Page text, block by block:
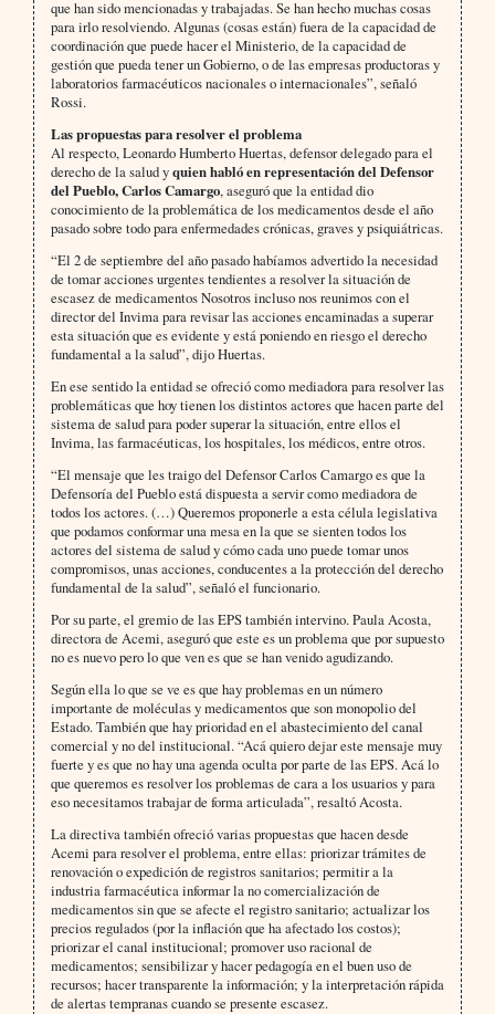
que han sido mencionadas y trabajadas. Se han hecho muchas cosas
para irlo resolviendo. Algunas (cosas están) fuera de la capacidad de
coordinación que puede hacer el Ministerio, de la capacidad de
gestión que pueda tener un Gobierno, o de las empresas productoras y
laboratorios farmacéuticos nacionales o internacionales”, señaló
Rossi.
Las propuestas para resolver el problema
Al respecto, Leonardo Humberto Huertas, defensor delegado para el
derecho de la salud yquien habló en representación del Defensor
del Pueblo, Carlos Camargo, aseguró que la entidad dio
conocimiento de la problemática de los medicamentos desde el año
pasado sobre todo para enfermedades crónicas, graves y psiquiátricas.
“El 2 de septiembre del año pasado habíamos advertido la necesidad
de tomar acciones urgentes tendientes a resolver la situación de
escasez de medicamentos Nosotros incluso nos reunimos con el
director del Invima para revisar las acciones encaminadas a superar
esta situación que es evidente y está poniendo en riesgo el derecho
fundamental a la salud”, dijo Huertas.
En ese sentido la entidad se ofreció como mediadora para resolver las
problemáticas que hoy tienen los distintos actores que hacen parte del
sistema de salud para poder superar la situación, entre ellos el
Invima, las farmacéuticas, los hospitales, los médicos, entre otros.
“El mensaje que les traigo del Defensor Carlos Camargo es que la
Defensoría del Pueblo está dispuesta a servir como mediadora de
todos los actores. (…) Queremos proponerle a esta célula legislativa
que podamos conformar una mesa en la que se sienten todos los
actores del sistema de salud y cómo cada uno puede tomar unos
compromisos, unas acciones, conducentes a la protección del derecho
fundamental de la salud”, señaló el funcionario.
Por su parte, el gremio de las EPS también intervino. Paula Acosta,
directora de Acemi, aseguró que este es un problema que por supuesto
no es nuevo pero lo que ven es que se han venido agudizando.
Según ella lo que se ve es que hay problemas en un número
importante de moléculas y medicamentos que son monopolio del
Estado. También que hay prioridad en el abastecimiento del canal
comercial y no del institucional. “Acá quiero dejar este mensaje muy
fuerte y es que no hay una agenda oculta por parte de las EPS. Acá lo
que queremos es resolver los problemas de cara a los usuarios y para
eso necesitamos trabajar de forma articulada”, resaltó Acosta.
La directiva también ofreció varias propuestas que hacen desde
Acemi para resolver el problema, entre ellas: priorizar trámites de
renovación o expedición de registros sanitarios; permitir a la
industria farmacéutica informar la no comercialización de
medicamentos sin que se afecte el registro sanitario; actualizar los
precios regulados (por la inflación que ha afectado los costos);
priorizar el canal institucional; promover uso racional de
medicamentos; sensibilizar y hacer pedagogía en el buen uso de
recursos; hacer transparente la información; y la interpretación rápida
de alertas tempranas cuando se presente escasez.